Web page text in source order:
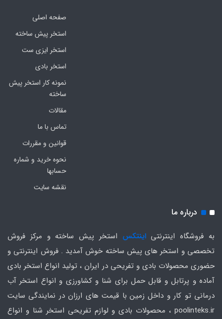
صفحه اصلی
استخر پیش ساخته
استخر ایزی ست
استخر بادی
نمونه کار استخر پیش
ساخته
مقالات
تماس با ما
قوانین و مقررات
نحوه خرید و شماره
حسابها
نقشه سایت
درباره ما
به فروشگاه اینترنتیاینتکس استخر پیش ساخته و مرکز فروش
تخصصی و استخر های پیش ساخته خوش آمدید . فروش اینترنتی و
حضوری محصولات بادی و تفریحی در ایران ، تولید انواع استخر بادی
آماده و پرتابل و قابل حمل برای شنا و کشاورزی و انواع استخر آب
درمانی تو کار و داخل زمین با قیمت های ارزان در نمایندگی سایت
poolinteks.ir ، محصولات بادی و لوازم تفریحی استخر شنا و انواع